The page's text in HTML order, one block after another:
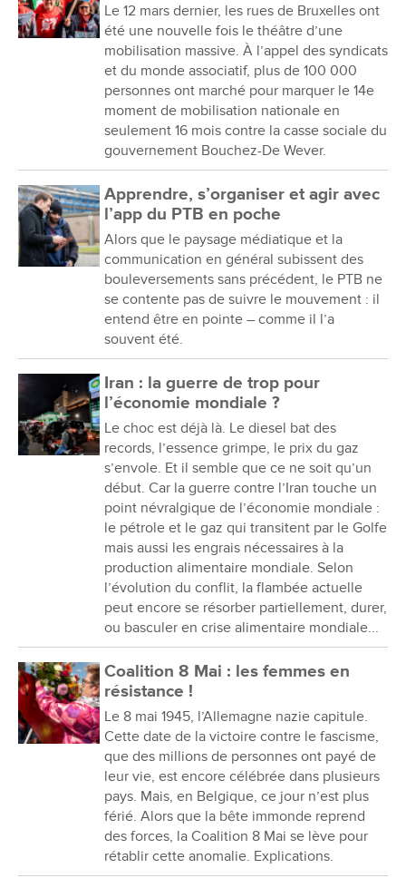
Le 12 mars dernier, les rues de Bruxelles ont
été une nouvelle fois le théâtre d’une
mobilisation massive. À l’appel des syndicats
et du monde associatif, plus de 100 000
personnes ont marché pour marquer le 14e
moment de mobilisation nationale en
seulement 16 mois contre la casse sociale du
gouvernement Bouchez-De Wever.
Apprendre, s’organiser et agir avec
l’app du PTB en poche
Alors que le paysage médiatique et la
communication en général subissent des
bouleversements sans précédent, le PTB ne
se contente pas de suivre le mouvement : il
entend être en pointe – comme il l’a
souvent été.
Iran : la guerre de trop pour
l’économie mondiale ?
Le choc est déjà là. Le diesel bat des
records, l’essence grimpe, le prix du gaz
s’envole. Et il semble que ce ne soit qu’un
début. Car la guerre contre l’Iran touche un
point névralgique de l’économie mondiale :
le pétrole et le gaz qui transitent par le Golfe
mais aussi les engrais nécessaires à la
production alimentaire mondiale. Selon
l’évolution du conflit, la flambée actuelle
peut encore se résorber partiellement, durer,
ou basculer en crise alimentaire mondiale...
Coalition 8 Mai : les femmes en
résistance !
Le 8 mai 1945, l’Allemagne nazie capitule.
Cette date de la victoire contre le fascisme,
que des millions de personnes ont payé de
leur vie, est encore célébrée dans plusieurs
pays. Mais, en Belgique, ce jour n’est plus
férié. Alors que la bête immonde reprend
des forces, la Coalition 8 Mai se lève pour
rétablir cette anomalie. Explications.